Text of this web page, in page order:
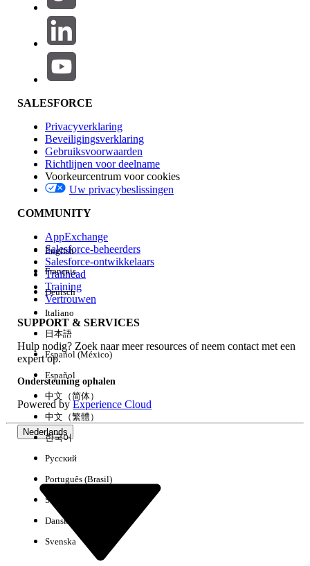
Productgebied
Invloed op functies
Edition
Ervaring
Alles wissen Gereed
Geen resultaten
SALESFORCE
Privacyverklaring
Beveiligingsverklaring
Gebruiksvoorwaarden
Richtlijnen voor deelname
Voorkeurcentrum voor cookies
Uw privacybeslissingen
COMMUNITY
AppExchange
Salesforce-beheerders
Salesforce-ontwikkelaars
Trailhead
Training
Vertrouwen
SUPPORT & SERVICES
Hulp nodig? Zoek naar meer resources of neem contact met een
expert op.
Ondersteuning ophalen
Powered byExperience Cloud
Nederlands
English
Français
Deutsch
Italiano
日本語
Español (México)
Español
中文（简体）
中文（繁體）
한국어
Русский
Português (Brasil)
Suomi
Dansk
Svenska